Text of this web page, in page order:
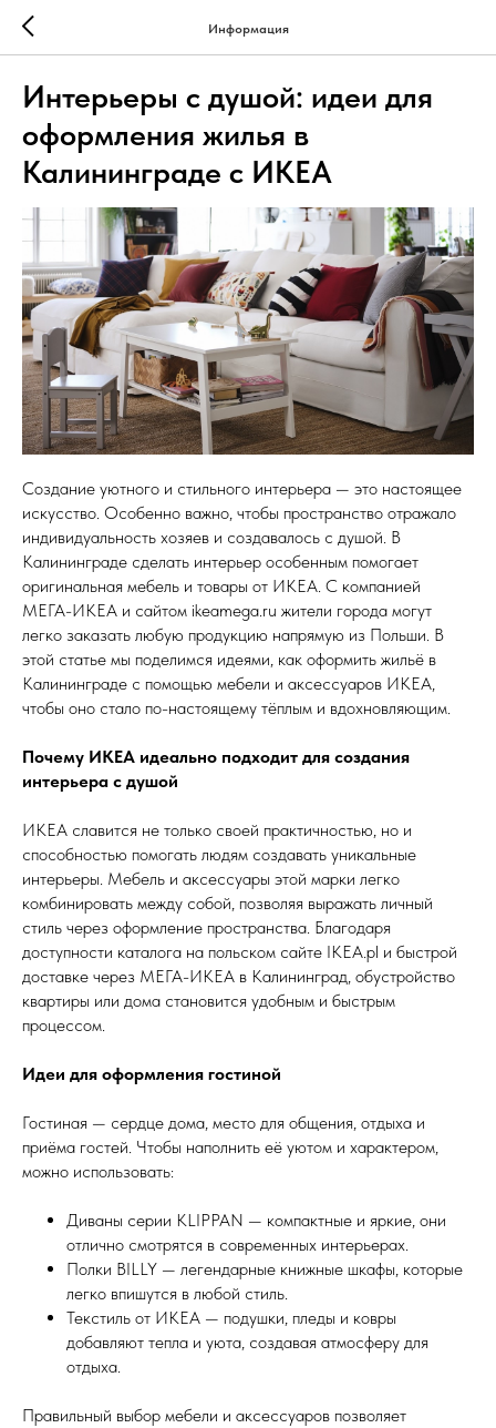
Информация
Интерьеры с душой: идеи для
оформления жилья в
Калининграде с ИКЕА
Создание уютного и стильного интерьера — это настоящее
искусство. Особенно важно, чтобы пространство отражало
индивидуальность хозяев и создавалось с душой. В
Калининграде сделать интерьер особенным помогает
оригинальная мебель и товары от ИКЕА. С компанией
МЕГА-ИКЕА и сайтом ikeamega.ru жители города могут
легко заказать любую продукцию напрямую из Польши. В
этой статье мы поделимся идеями, как оформить жильё в
Калининграде с помощью мебели и аксессуаров ИКЕА,
чтобы оно стало по-настоящему тёплым и вдохновляющим.
Почему ИКЕА идеально подходит для создания
интерьера с душой
ИКЕА славится не только своей практичностью, но и
способностью помогать людям создавать уникальные
интерьеры. Мебель и аксессуары этой марки легко
комбинировать между собой, позволяя выражать личный
стиль через оформление пространства. Благодаря
доступности каталога на польском сайте IKEA.pl и быстрой
доставке через МЕГА-ИКЕА в Калининград, обустройство
квартиры или дома становится удобным и быстрым
процессом.
Идеи для оформления гостиной
Гостиная — сердце дома, место для общения, отдыха и
приёма гостей. Чтобы наполнить её уютом и характером,
можно использовать:
Диваны серии KLIPPAN — компактные и яркие, они
отлично смотрятся в современных интерьерах.
Полки BILLY — легендарные книжные шкафы, которые
легко впишутся в любой стиль.
Текстиль от ИКЕА — подушки, пледы и ковры
добавляют тепла и уюта, создавая атмосферу для
отдыха.
Правильный выбор мебели и аксессуаров позволяет